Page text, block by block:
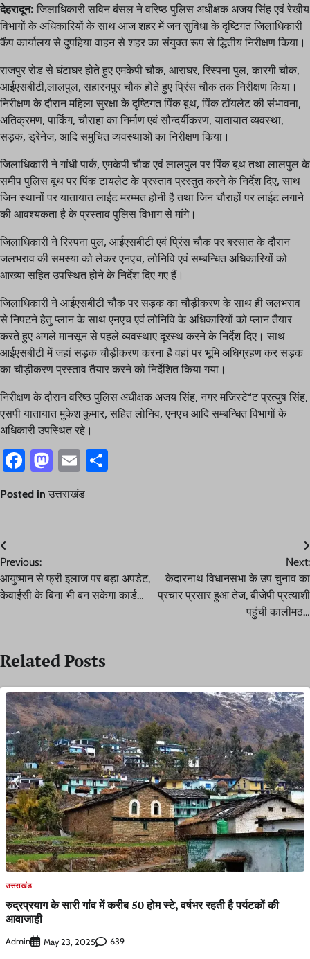
देहरादून: जिलाधिकारी सविन बंसल ने वरिष्ठ पुलिस अधीक्षक अजय सिंह एवं रेखीय
विभागों के अधिकारियों के साथ आज शहर में जन सुविधा के दृष्टिगत जिलाधिकारी
कैंप कार्यालय से दुपहिया वाहन से शहर का संयुक्त रूप से द्धितीय निरीक्षण किया।
राजपुर रोड से घंटाघर होते हुए एमकेपी चौक, आराघर, रिस्पना पुल, कारगी चौक,
आईएसबीटी,लालपुल, सहारनपुर चौक होते हुए प्रिंस चौक तक निरीक्षण किया।
निरीक्षण के दौरान महिला सुरक्षा के दृष्टिगत पिंक बूथ, पिंक टॉयलेट की संभावना,
अतिक्रमण, पार्किंग, चौराहा का निर्माण एवं सौन्दर्यीकरण, यातायात व्यवस्था,
सड़क, ड्रेनेज, आदि समुचित व्यवस्थाओं का निरीक्षण किया।
जिलाधिकारी ने गांधी पार्क, एमकेपी चौक एवं लालपुल पर पिंक बूथ तथा लालपुल के
समीप पुलिस बूथ पर पिंक टायलेट के प्रस्ताव प्रस्तुत करने के निर्देश दिए, साथ
जिन स्थानों पर यातायात लाईट मरम्मत होनी है तथा जिन चौराहों पर लाईट लगाने
की आवश्यकता है के प्रस्ताव पुलिस विभाग से मांगे।
जिलाधिकारी ने रिस्पना पुल, आईएसबीटी एवं प्रिंस चौक पर बरसात के दौरान
जलभराव की समस्या को लेकर एनएच, लोनिवि एवं सम्बन्धित अधिकारियों को
आख्या सहित उपस्थित होने के निर्देश दिए गए हैं।
जिलाधिकारी ने आईएसबीटी चौक पर सड़क का चौड़ीकरण के साथ ही जलभराव
से निपटने हेतु प्लान के साथ एनएच एवं लोनिवि के अधिकारियों को प्लान तैयार
करते हुए अगले मानसून से पहले व्यवस्थाए दूरस्थ करने के निर्देश दिए। साथ
आईएसबीटी में जहां सड़क चौड़ीकरण करना है वहां पर भूमि अधिग्रहण कर सड़क
का चौड़ीकरण प्रस्ताव तैयार करने को निर्देशित किया गया।
निरीक्षण के दौरान वरिष्ठ पुलिस अधीक्षक अजय सिंह, नगर मजिस्टेªट प्रत्युष सिंह,
एसपी यातायात मुकेश कुमार, सहित लोनिव, एनएच आदि सम्बन्धित विभागों के
अधिकारी उपस्थित रहे।
Facebook
Mastodon
Email
Posted in उत्तराखंड
Post
navigation
Previous:
आयुष्मान से फ्री इलाज पर बड़ा अपडेट,
केवाईसी के बिना भी बन सकेगा कार्ड…
Next:
केदारनाथ विधानसभा के उप चुनाव का
प्रचार प्रसार हुआ तेज, बीजेपी प्रत्याशी
पहुंची कालीमठ…
Related Posts
उत्तराखंड
रुद्रप्रयाग के सारी गांव में करीब 50 होम स्टे, वर्षभर रहती है पर्यटकों की
आवाजाही
Admin May 23, 2025 639